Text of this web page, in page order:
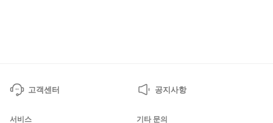
고객센터 공지사항
서비스 기타 문의